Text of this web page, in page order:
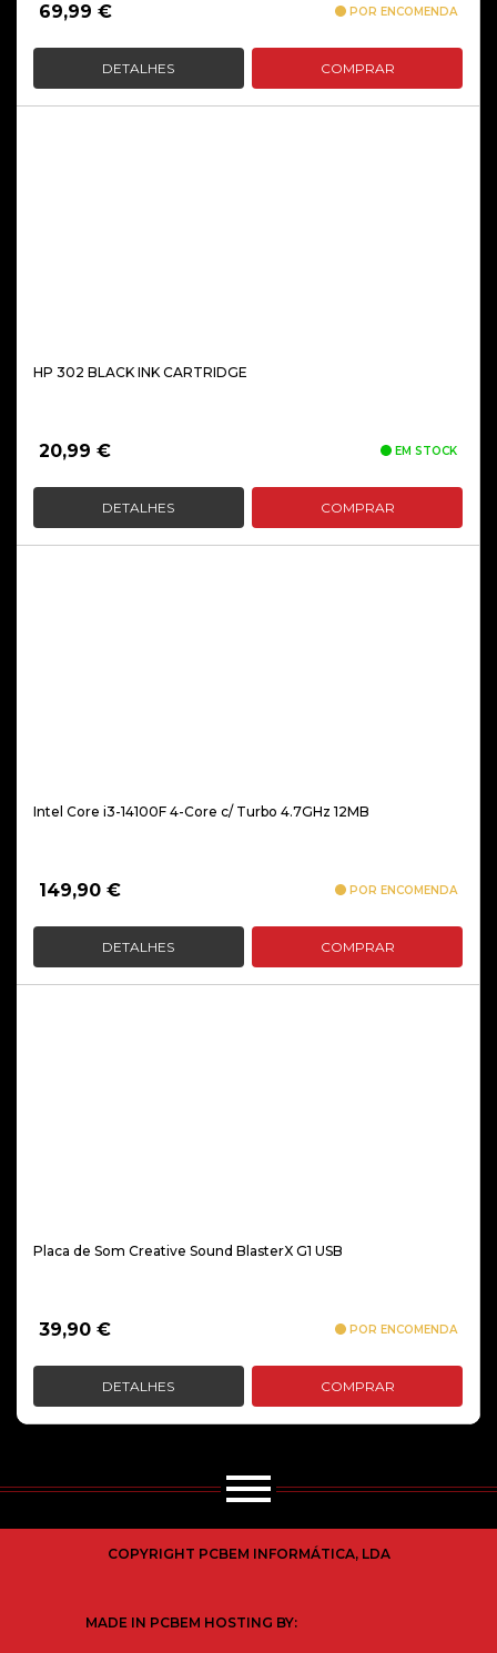
69,99 € POR ENCOMENDA
DETALHES COMPRAR
HP 302 BLACK INK CARTRIDGE
20,99 € EM STOCK
DETALHES COMPRAR
Intel Core i3-14100F 4-Core c/ Turbo 4.7GHz 12MB
149,90 € POR ENCOMENDA
DETALHES COMPRAR
Placa de Som Creative Sound BlasterX G1 USB
39,90 € POR ENCOMENDA
DETALHES COMPRAR
COPYRIGHT PCBEM INFORMÁTICA, LDA
MADE IN PCBEM HOSTING BY: